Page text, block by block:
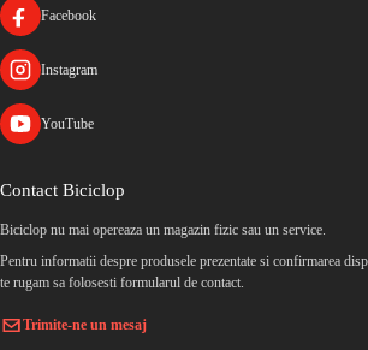
Facebook
Instagram
YouTube
Contact Biciclop
Biciclop nu mai opereaza un magazin fizic sau un service.
Pentru informatii despre produsele prezentate si confirmarea
te rugam sa folosesti formularul de contact.
Trimite-ne un mesaj